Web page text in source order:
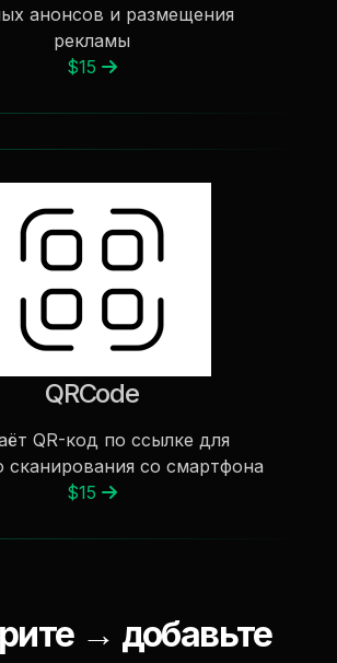
анонсов и размещения
рекламы
$15
QRCode
QR-код по ссылке для
сканирования со смартфона
$15
→ добавьте